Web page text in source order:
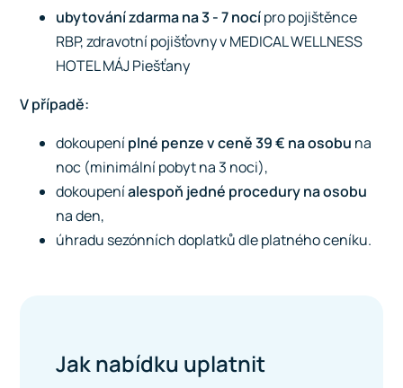
ubytování zdarma na 3 - 7 nocípro pojištěnce
RBP, zdravotní pojišťovny vMEDICAL WELLNESS
HOTEL MÁJ Piešťany
V případě:
dokoupeníplné penze v ceně 39 € na osobu na
noc (minimální pobyt na 3 noci),
dokoupeníalespoň jedné procedury na osobu
na den,
úhradu sezónních doplatků dle platného ceníku.
Jak nabídku uplatnit